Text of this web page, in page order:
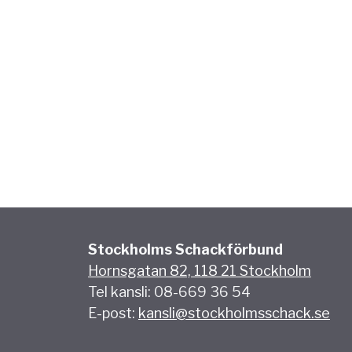
Stockholms Schackförbund
Hornsgatan 82, 118 21 Stockholm
Tel kansli: 08-669 36 54
E-post: kansli@stockholmsschack.se